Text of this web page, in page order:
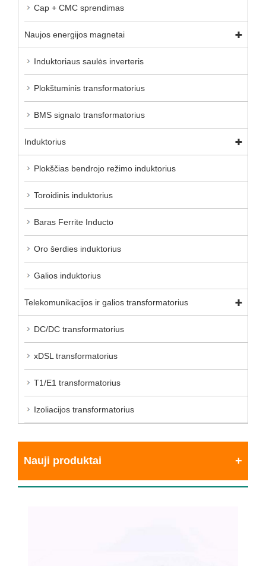
Cap + CMC sprendimas
Naujos energijos magnetai
Induktoriaus saulės inverteris
Plokštuminis transformatorius
BMS signalo transformatorius
Induktorius
Plokščias bendrojo režimo induktorius
Toroidinis induktorius
Baras Ferrite Inducto
Oro šerdies induktorius
Galios induktorius
Telekomunikacijos ir galios transformatorius
DC/DC transformatorius
xDSL transformatorius
T1/E1 transformatorius
Izoliacijos transformatorius
Nauji produktai